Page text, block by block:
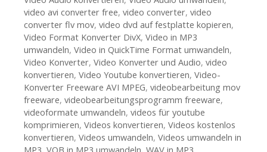
video avi converter free, video converter, video
converter flv mov, video dvd auf festplatte kopieren,
Video Format Konverter DivX, Video in MP3
umwandeln, Video in QuickTime Format umwandeln,
Video Konverter, Video Konverter und Audio, video
konvertieren, Video Youtube konvertieren, Video-
Konverter Freeware AVI MPEG, videobearbeitung mov
freeware, videobearbeitungsprogramm freeware,
videoformate umwandeln, videos für youtube
komprimieren, Videos konvertieren, Videos kostenlos
konvertieren, Videos umwandeln, Videos umwandeln in